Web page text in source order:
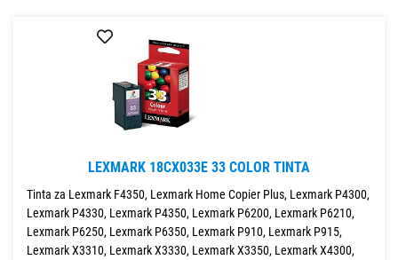
LEXMARK 18CX033E 33 COLOR TINTA
Tinta za Lexmark F4350, Lexmark Home Copier Plus, Lexmark P4300,
Lexmark P4330, Lexmark P4350, Lexmark P6200, Lexmark P6210,
Lexmark P6250, Lexmark P6350, Lexmark P910, Lexmark P915,
Lexmark X3310, Lexmark X3330, Lexmark X3350, Lexmark X4300,